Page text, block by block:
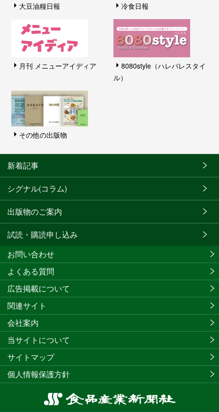
大豆油糧日報 冷食日報
月刊 メニューアイディア
8080style（ハレバレスタイ
ル）
その他の出版物
新着記事
シグナル(コラム)
出版物のご案内
試読・購読申し込み
食
お問い合わせ
よくある質問
広告掲載について
関連サイト
会社案内
当サイトについて
サイトマップ
個人情報保護方針